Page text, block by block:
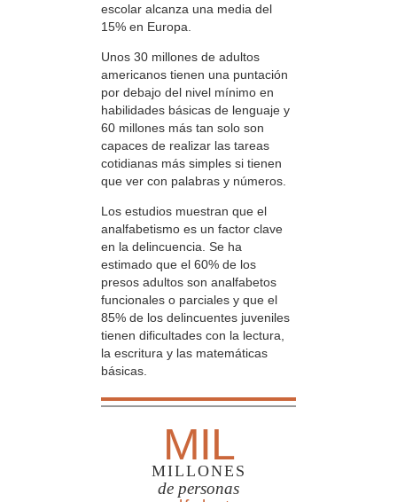
escolar alcanza una media del
15% en Europa.
Unos 30 millones de adultos
americanos tienen una puntación
por debajo del nivel mínimo en
habilidades básicas de lenguaje y
60 millones más tan solo son
capaces de realizar las tareas
cotidianas más simples si tienen
que ver con palabras y números.
Los estudios muestran que el
analfabetismo es un factor clave
en la delincuencia. Se ha
estimado que el 60% de los
presos adultos son analfabetos
funcionales o parciales y que el
85% de los delincuentes juveniles
tienen dificultades con la lectura,
la escritura y las matemáticas
básicas.
MIL
MILLONES
de personas